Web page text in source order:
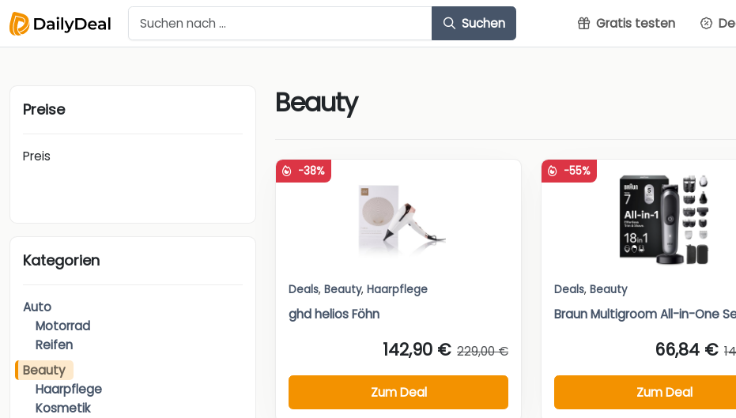
Suchen Gratis testen
Preise
Preis
Kategorien
Auto
Motorrad
Reifen
Beauty
Haarpflege
Kosmetik
Beauty
-38%
Deals, Beauty, Haarpflege
ghd helios Föhn
142,90 € 229,00 €
Zum Deal
-55%
Deals, Beauty
Braun Multigroom All-in-One
66,84 €
Zum Deal